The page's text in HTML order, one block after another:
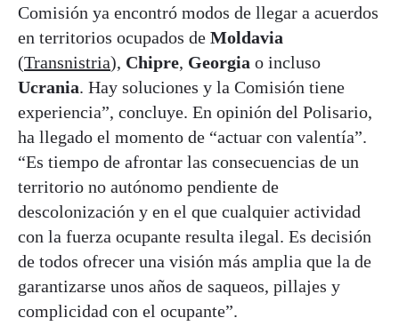
Comisión ya encontró modos de llegar a acuerdos
en territorios ocupados de Moldavia
(Transnistria), Chipre, Georgia o incluso
Ucrania. Hay soluciones y la Comisión tiene
experiencia”, concluye. En opinión del Polisario,
ha llegado el momento de “actuar con valentía”.
“Es tiempo de afrontar las consecuencias de un
territorio no autónomo pendiente de
descolonización y en el que cualquier actividad
con la fuerza ocupante resulta ilegal. Es decisión
de todos ofrecer una visión más amplia que la de
garantizarse unos años de saqueos, pillajes y
complicidad con el ocupante”.